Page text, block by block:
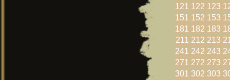
121 122 123
151 152 153
181 182 183
211 212 213
241 242 243
271 272 273
301 302 303